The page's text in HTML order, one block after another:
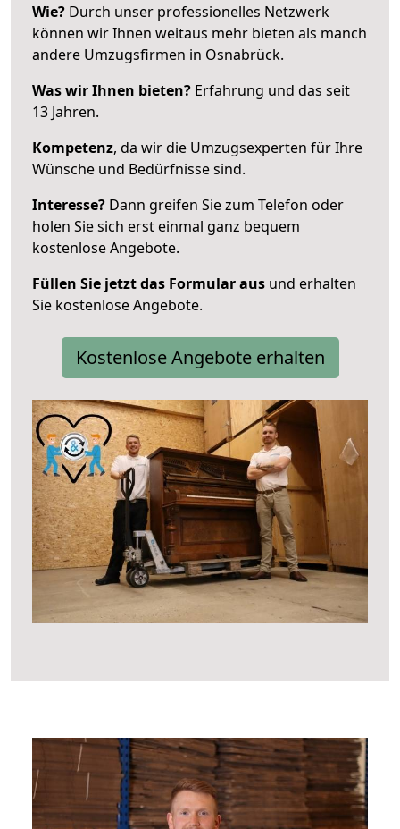
Wie? Durch unser professionelles Netzwerk
können wir Ihnen weitaus mehr bieten als manch
andere Umzugsfirmen in Osnabrück.
Was wir Ihnen bieten? Erfahrung und das seit
13 Jahren.
Kompetenz, da wir die Umzugsexperten für Ihre
Wünsche und Bedürfnisse sind.
Interesse? Dann greifen Sie zum Telefon oder
holen Sie sich erst einmal ganz bequem
kostenlose Angebote.
Füllen Sie jetzt das Formular aus und erhalten
Sie kostenlose Angebote.
Kostenlose Angebote erhalten